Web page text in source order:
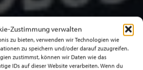
Zustimmung verwalten
zu bieten, verwenden wir Technologien wie
zu speichern und/oder darauf zuzugreifen.
zustimmst, können wir Daten wie das
IDs auf dieser Website verarbeiten. Wenn du